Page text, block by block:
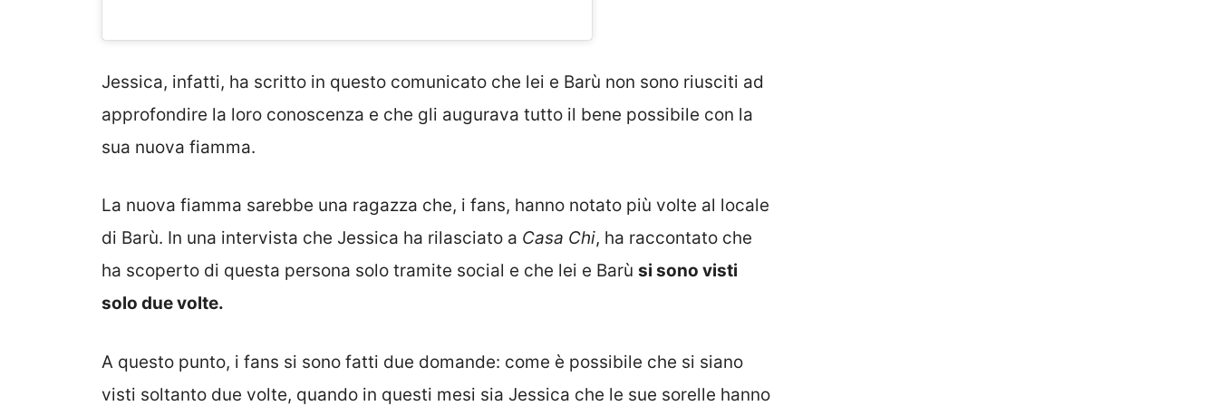
Jessica, infatti, ha scritto in questo comunicato che lei e Barù non sono riusciti ad
approfondire la loro conoscenza e che gli augurava tutto il bene possibile con la
sua nuova fiamma.
La nuova fiamma sarebbe una ragazza che, i fans, hanno notato più volte al locale
di Barù. In una intervista che Jessica ha rilasciato a Casa Chi, ha raccontato che
ha scoperto di questa persona solo tramite social e che lei e Barù si sono visti
solo due volte.
A questo punto, i fans si sono fatti due domande: come è possibile che si siano
visti soltanto due volte, quando in questi mesi sia Jessica che le sue sorelle hanno